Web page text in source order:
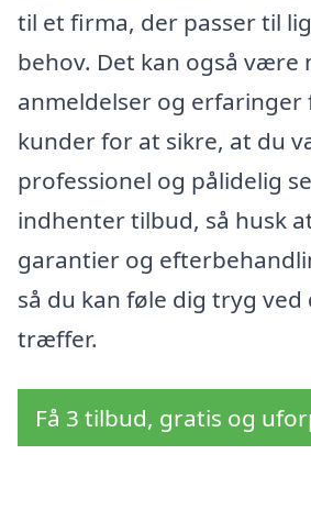
til et firma, der passer til
behov. Det kan også
anmeldelser og
kunder for at sikre, at du
professionel og pålidelig
indhenter tilbud, så husk
garantier og
så du kan føle dig tryg ved
træffer.
Få 3 tilbud, gratis og